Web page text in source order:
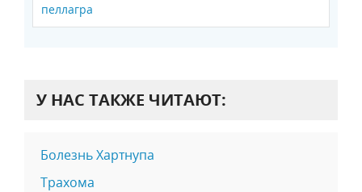
пеллагра
У НАС ТАКЖЕ ЧИТАЮТ:
Болезнь Хартнупа
Трахома